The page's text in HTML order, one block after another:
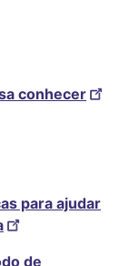
conhecer
para ajudar
de